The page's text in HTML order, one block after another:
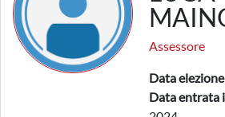
Assessore
Data
Data entrata